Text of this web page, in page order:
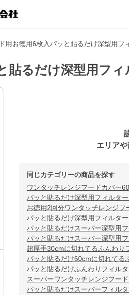
用お徳用6枚入パッと貼るだけ深型用フ
貼るだけ深型用フ
エリア
同じカテゴリーの商品を探す
ワンタッチレンジフードカバー
パッと貼るだけ深型用フィルタ
お徳用2回分ワンタッチレンジフ
パッと貼るだけ深型用フィルタ
パッと貼るだけスーパー深型用
パッと貼るだけスーパー深型用
超厚手30cmに切れてるふんわり
パッと貼るだけ60cmに切れてる
パッと貼るだけふんわりフィル
スーパーワンタッチレンジフー
パッと貼るだけスーパーフィル